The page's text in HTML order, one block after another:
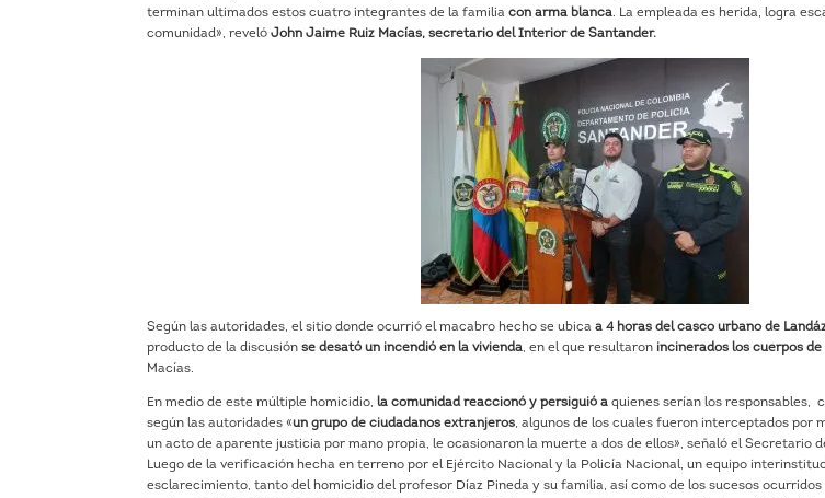
terminan ultimados estos cuatro integrantes de la familiacon arma blanca. La empleada es herida, logra
comunidad», revelóJohn Jaime Ruiz Macías, secretario del Interior de Santander.
Según las autoridades, el sitio donde ocurrió el macabro hecho se ubicaa 4 horas del casco urbano de
producto de la discusiónse desató un incendió en la vivienda, en el que resultaron incinerados los cuerpos
Macías.
En medio de este múltiple homicidio,la comunidad reaccionó y persiguió a quienes serían los responsables,
según las autoridades «un grupo de ciudadanos extranjeros, algunos de los cuales fueron interceptados por
un acto de aparente justicia por mano propia, le ocasionaron la muerte a dos de ellos», señaló el Secretario
Luego de la verificación hecha en terreno por el Ejército Nacional y la Policía Nacional, un equipo
esclarecimiento, tanto del homicidio del profesor Díaz Pineda y su familia, así como de los sucesos